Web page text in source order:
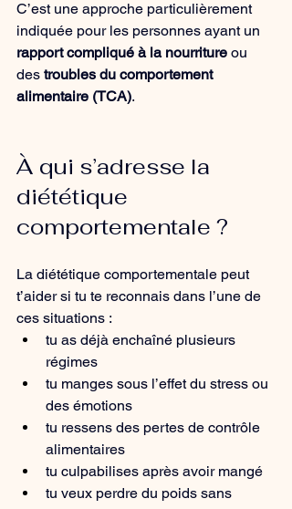
C’est une approche particulièrement
indiquée pour les personnes ayant un
rapport compliqué à la nourriture ou
des troubles du comportement
alimentaire (TCA).
À qui s’adresse la
diététique
comportementale ?
La diététique comportementale peut
t’aider si tu te reconnais dans l’une de
ces situations :
tu as déjà enchaîné plusieurs
régimes
tu manges sous l’effet du stress ou
des émotions
tu ressens des pertes de contrôle
alimentaires
tu culpabilises après avoir mangé
tu veux perdre du poids sans